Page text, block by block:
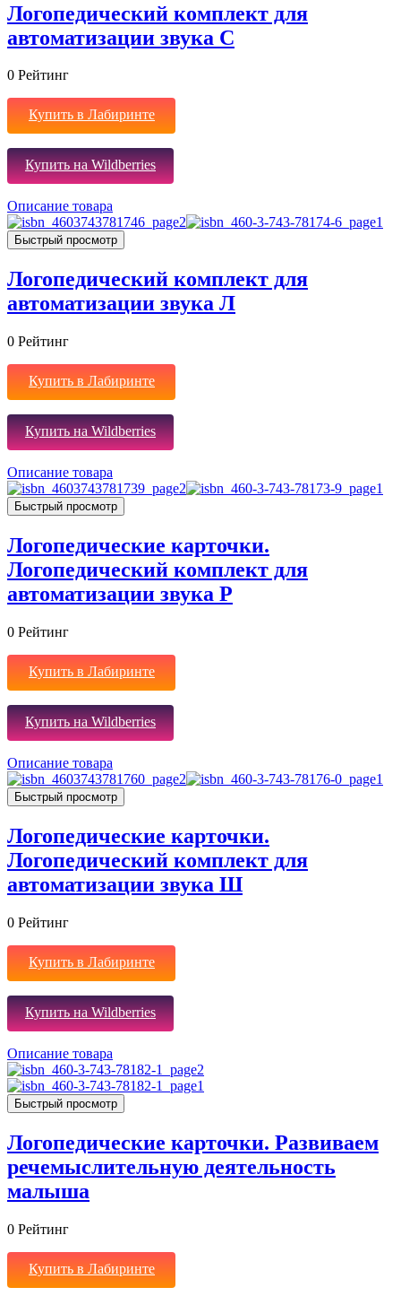
Логопедический комплект для
автоматизации звука С
0 Рейтинг
Купить в Лабиринте
Купить на Wildberries
Описание товара
Быстрый просмотр
Логопедический комплект для
автоматизации звука Л
0 Рейтинг
Купить в Лабиринте
Купить на Wildberries
Описание товара
Быстрый просмотр
Логопедические карточки.
Логопедический комплект для
автоматизации звука Р
0 Рейтинг
Купить в Лабиринте
Купить на Wildberries
Описание товара
Быстрый просмотр
Логопедические карточки.
Логопедический комплект для
автоматизации звука Ш
0 Рейтинг
Купить в Лабиринте
Купить на Wildberries
Описание товара
Быстрый просмотр
Логопедические карточки. Развиваем
речемыслительную деятельность
малыша
0 Рейтинг
Купить в Лабиринте